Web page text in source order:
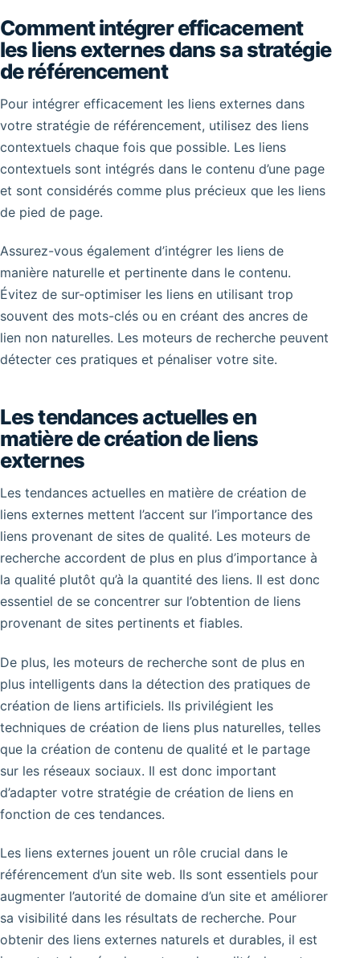
Comment intégrer efficacement
les liens externes dans sa stratégie
de référencement
Pour intégrer efficacement les liens externes dans
votre stratégie de référencement, utilisez des liens
contextuels chaque fois que possible. Les liens
contextuels sont intégrés dans le contenu d’une page
et sont considérés comme plus précieux que les liens
de pied de page.
Assurez-vous également d’intégrer les liens de
manière naturelle et pertinente dans le contenu.
Évitez de sur-optimiser les liens en utilisant trop
souvent des mots-clés ou en créant des ancres de
lien non naturelles. Les moteurs de recherche peuvent
détecter ces pratiques et pénaliser votre site.
Les tendances actuelles en
matière de création de liens
externes
Les tendances actuelles en matière de création de
liens externes mettent l’accent sur l’importance des
liens provenant de sites de qualité. Les moteurs de
recherche accordent de plus en plus d’importance à
la qualité plutôt qu’à la quantité des liens. Il est donc
essentiel de se concentrer sur l’obtention de liens
provenant de sites pertinents et fiables.
De plus, les moteurs de recherche sont de plus en
plus intelligents dans la détection des pratiques de
création de liens artificiels. Ils privilégient les
techniques de création de liens plus naturelles, telles
que la création de contenu de qualité et le partage
sur les réseaux sociaux. Il est donc important
d’adapter votre stratégie de création de liens en
fonction de ces tendances.
Les liens externes jouent un rôle crucial dans le
référencement d’un site web. Ils sont essentiels pour
augmenter l’autorité de domaine d’un site et améliorer
sa visibilité dans les résultats de recherche. Pour
obtenir des liens externes naturels et durables, il est